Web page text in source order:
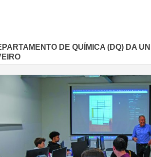
DE QUÍMICA (DQ) DA